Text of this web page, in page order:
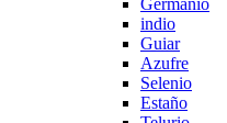
Germanio
indio
Guiar
Azufre
Selenio
Estaño